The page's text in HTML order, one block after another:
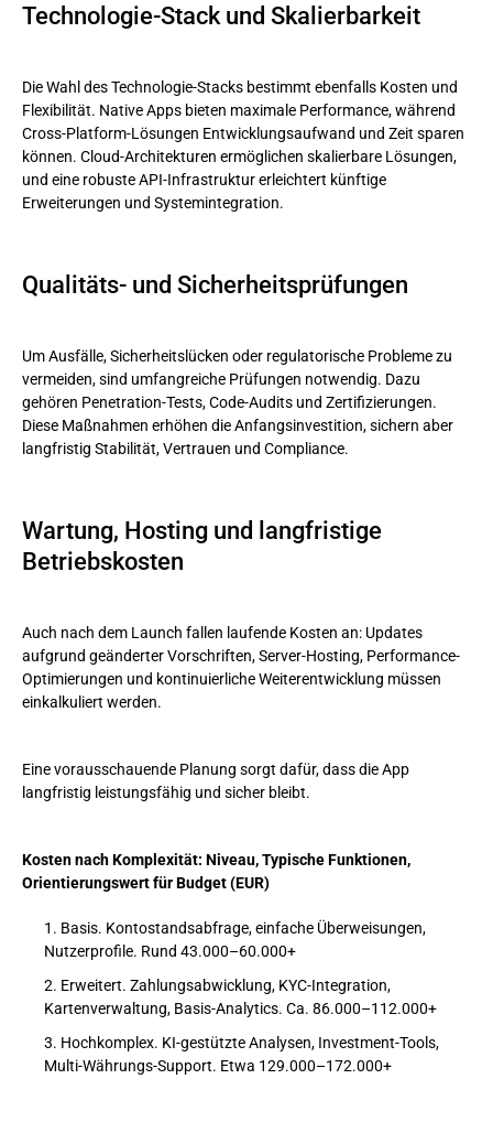
Technologie-Stack und Skalierbarkeit
Die Wahl des Technologie-Stacks bestimmt ebenfalls Kosten und
Flexibilität. Native Apps bieten maximale Performance, während
Cross-Platform-Lösungen Entwicklungsaufwand und Zeit sparen
können. Cloud-Architekturen ermöglichen skalierbare Lösungen,
und eine robuste API-Infrastruktur erleichtert künftige
Erweiterungen und Systemintegration.
Qualitäts- und Sicherheitsprüfungen
Um Ausfälle, Sicherheitslücken oder regulatorische Probleme zu
vermeiden, sind umfangreiche Prüfungen notwendig. Dazu
gehören Penetration-Tests, Code-Audits und Zertifizierungen.
Diese Maßnahmen erhöhen die Anfangsinvestition, sichern aber
langfristig Stabilität, Vertrauen und Compliance.
Wartung, Hosting und langfristige
Betriebskosten
Auch nach dem Launch fallen laufende Kosten an: Updates
aufgrund geänderter Vorschriften, Server-Hosting, Performance-
Optimierungen und kontinuierliche Weiterentwicklung müssen
einkalkuliert werden.
Eine vorausschauende Planung sorgt dafür, dass die App
langfristig leistungsfähig und sicher bleibt.
Kosten nach Komplexität: Niveau, Typische Funktionen,
Orientierungswert für Budget (EUR)
Basis. Kontostandsabfrage, einfache Überweisungen,
Nutzerprofile. Rund 43.000–60.000+
Erweitert. Zahlungsabwicklung, KYC-Integration,
Kartenverwaltung, Basis-Analytics. Ca. 86.000–112.000+
Hochkomplex. KI-gestützte Analysen, Investment-Tools,
Multi-Währungs-Support. Etwa 129.000–172.000+